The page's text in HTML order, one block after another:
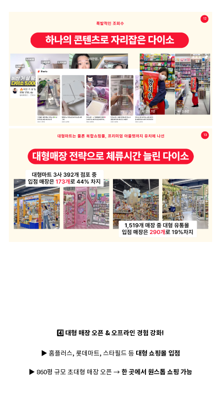
4️⃣ 대형 매장 오픈 & 오프라인 경험 강화!
▶ 홈플러스, 롯데마트, 스타필드 등 대형 쇼핑몰 입점
▶ 860평 규모 초대형 매장 오픈 → 한 곳에서 원스톱 쇼핑 가능